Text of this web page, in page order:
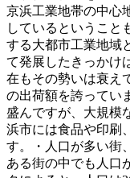
京浜工業地帯の中心
しているということ
する大都市工業地域
て発展したきっかけ
在もその勢いは衰え
の出荷額を誇ってい
盛んですが、大規模
浜市には食品や印刷
す。・人口が多い街
ある街の中でも人口